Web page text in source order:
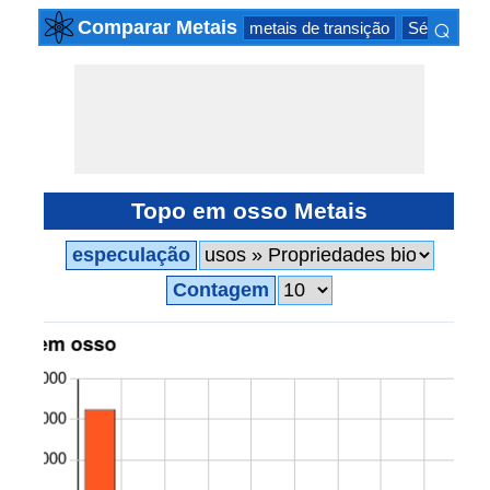
Comparar Metais metais de transição Série
⌕
Topo em osso Metais
especulação
Contagem